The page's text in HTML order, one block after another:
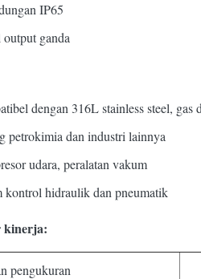
IP65
ganda
dengan 316L stainless steel,
petrokimia dan industri lainnya
udara, peralatan vakum
kontrol hidraulik dan pneumatik
kinerja:
pengukuran